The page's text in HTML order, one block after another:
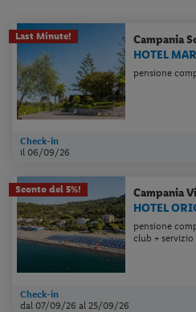
Campania
HOTEL
pensione
Last Minute!
Check-in
il 06/09/26
Campania
HOTEL
pensione
club +
Sconto del 5%!
Check-in
dal 07/09/26al 25/09/26